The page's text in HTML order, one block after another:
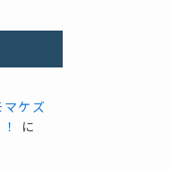
ケズ
に